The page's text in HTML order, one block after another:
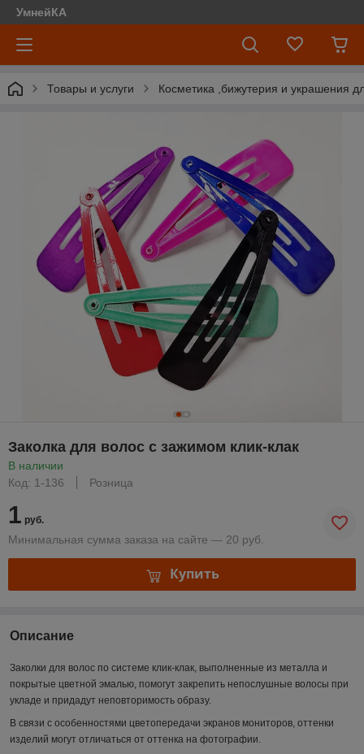
УмнейКА
Товары и услуги Косметика ,бижутерия и украшения
Заколка для волос с зажимом клик-клак
В наличии
Код: 1-136
Розница
1 руб.
Минимальная сумма заказа на сайте — 20 руб.
Купить
Описание
Заколки для волос по системе клик-клак, выполненные из металла и
покрытые цветной эмалью, помогут закрепить непослушные волосы при
укладе и придадут неповторимость образу.
В связи с особенностями цветопередачи экранов мониторов, оттенки
изделий могут отличаться от оттенка на фотографии.